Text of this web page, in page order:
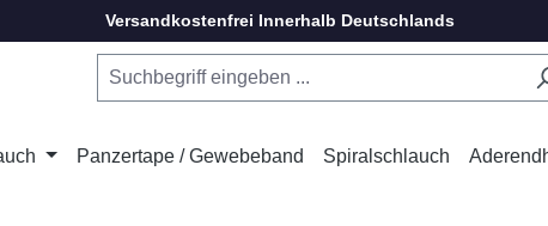
Versandkostenfrei Innerhalb Deutschlands
Panzertape / Gewebeband Spiralschlauch